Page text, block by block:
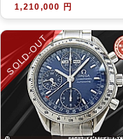
1,210,000 円
SOLD-OUT